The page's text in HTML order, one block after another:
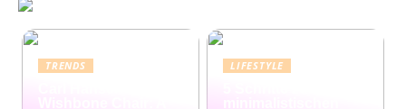
TRENDS LIFESTYLE